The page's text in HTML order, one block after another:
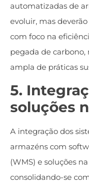
automatizadas de
evoluir, mas
com foco na
pegada de
ampla de práticas
5.
soluções
A integração dos
armazéns com
(WMS) e soluções
consolidando-se